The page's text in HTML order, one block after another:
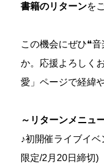
書籍のリターンを
この機会にぜひ❝
か。応援よろしく
愛」ページで経緯
～リターンメニュ
♪初開催ライブイ
限定/2月20日締切)